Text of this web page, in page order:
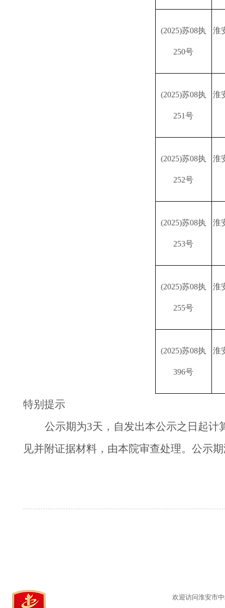
(2025)苏08执
250号
淮
(2025)苏08执
251号
淮
(2025)苏08执
252号
淮
(2025)苏08执
253号
淮
(2025)苏08执
255号
淮
(2025)苏08执
396号
淮
特别提示
公示期为3天，自发出本公示之日起
见并附证据材料，由本院审查处理。公示
欢迎访问淮安市